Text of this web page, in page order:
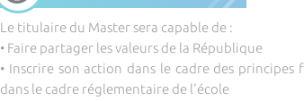
Le titulaire du Master sera capable de :
• Faire partager les valeurs de la République
• Inscrire son action dans le cadre des
dans le cadre réglementaire de l'école